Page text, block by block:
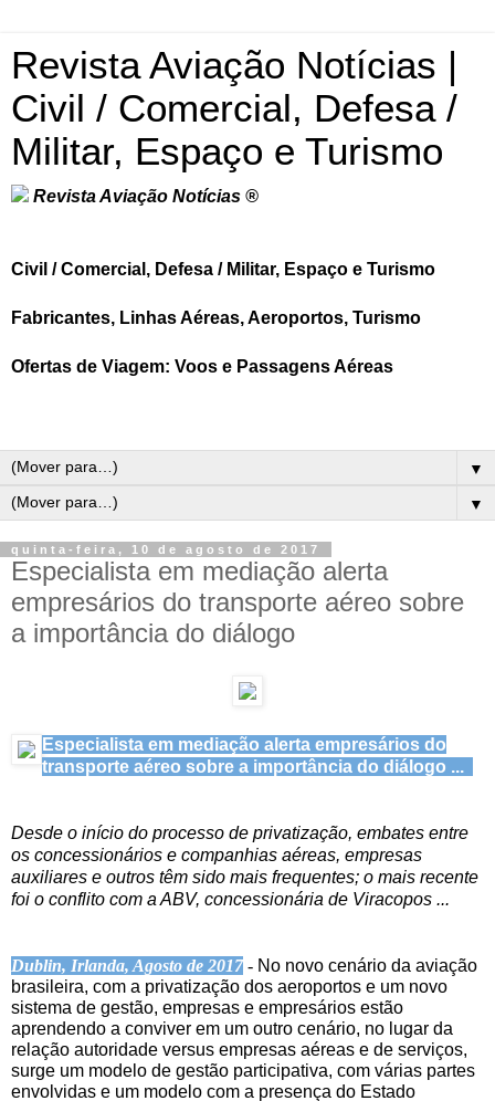
Revista Aviação Notícias |
Civil / Comercial, Defesa /
Militar, Espaço e Turismo
Revista Aviação Notícias ®
Civil / Comercial, Defesa / Militar, Espaço e Turismo
Fabricantes, Linhas Aéreas, Aeroportos, Turismo
Ofertas de Viagem: Voos e Passagens Aéreas
▼
▼
quinta-feira, 10 de agosto de 2017
Especialista em mediação alerta
empresários do transporte aéreo sobre
a importância do diálogo
Especialista em mediação alerta empresários do
transporte aéreo sobre a importância do diálogo ...
Desde o início do processo de privatização, embates entre
os concessionários e companhias aéreas, empresas
auxiliares e outros têm sido mais frequentes; o mais recente
foi o conflito com a ABV, concessionária de Viracopos ...
Dublin, Irlanda, Agosto de 2017 - No novo cenário da aviação
brasileira, com a privatização dos aeroportos e um novo
sistema de gestão, empresas e empresários estão
aprendendo a conviver em um outro cenário, no lugar da
relação autoridade versus empresas aéreas e de serviços,
surge um modelo de gestão participativa, com várias partes
envolvidas e um modelo com a presença do Estado